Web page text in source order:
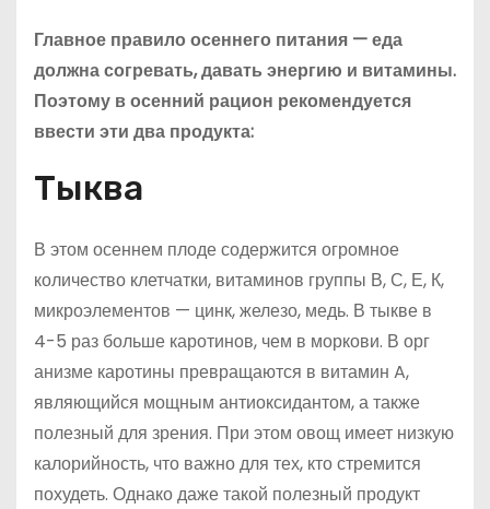
Главное правило осеннего питания — еда
должна согревать, давать энергию и витамины.
Поэтому в осенний рацион рекомендуется
ввести эти два продукта:
Тыква
В этом осеннем плоде содержится огромное
количество клетчатки, витаминов группы В, С, Е, К,
микроэлементов — цинк, железо, медь. В тыкве в
4-5 раз больше каротинов, чем в моркови. В орг
анизме каротины превращаются в витамин A,
являющийся мощным антиоксидантом, а также
полезный для зрения. При этом овощ имеет низкую
калорийность, что важно для тех, кто стремится
похудеть. Однако даже такой полезный продукт